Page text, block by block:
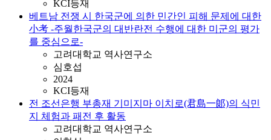
KCI등재
베트남 전쟁 시 한국군에 의한 민간인 피해 문제에 대한
小考 -주월한국군의 대반란전 수행에 대한 미군의 평가
를 중심으로-
고려대학교 역사연구소
심호섭
2024
KCI등재
전 조선은행 부총재 기미지마 이치로(君島一郞)의 식민
지 체험과 패전 후 활동
고려대학교 역사연구소